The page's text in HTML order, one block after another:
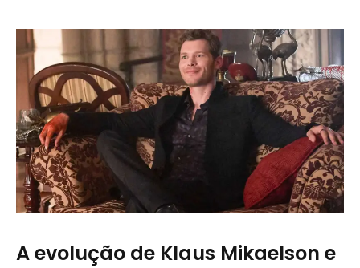
A evolução de Klaus Mikaelson e